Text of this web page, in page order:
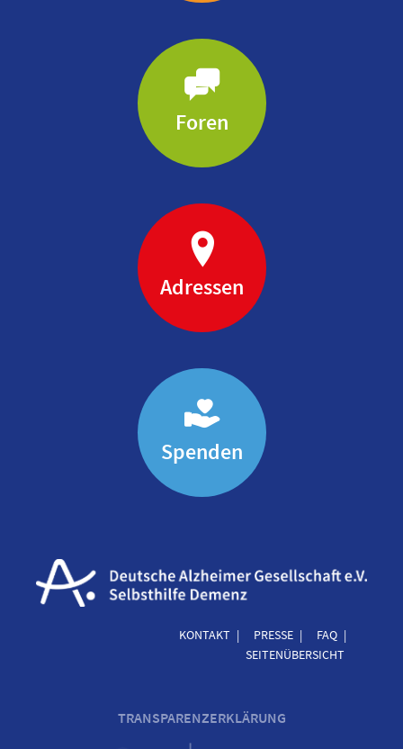
Foren
Adressen
Spenden
KONTAKT PRESSE
FAQ
SEITENÜBERSICHT
TRANSPARENZERKLÄRUNG